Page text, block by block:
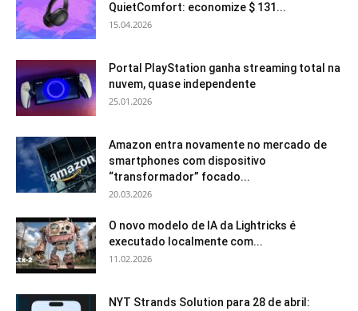
QuietComfort: economize $ 131...
15.04.2026
Portal PlayStation ganha streaming total na
nuvem, quase independente
25.01.2026
Amazon entra novamente no mercado de
smartphones com dispositivo
“transformador” focado...
20.03.2026
O novo modelo de IA da Lightricks é
executado localmente com...
11.02.2026
NYT Strands Solution para 28 de abril: